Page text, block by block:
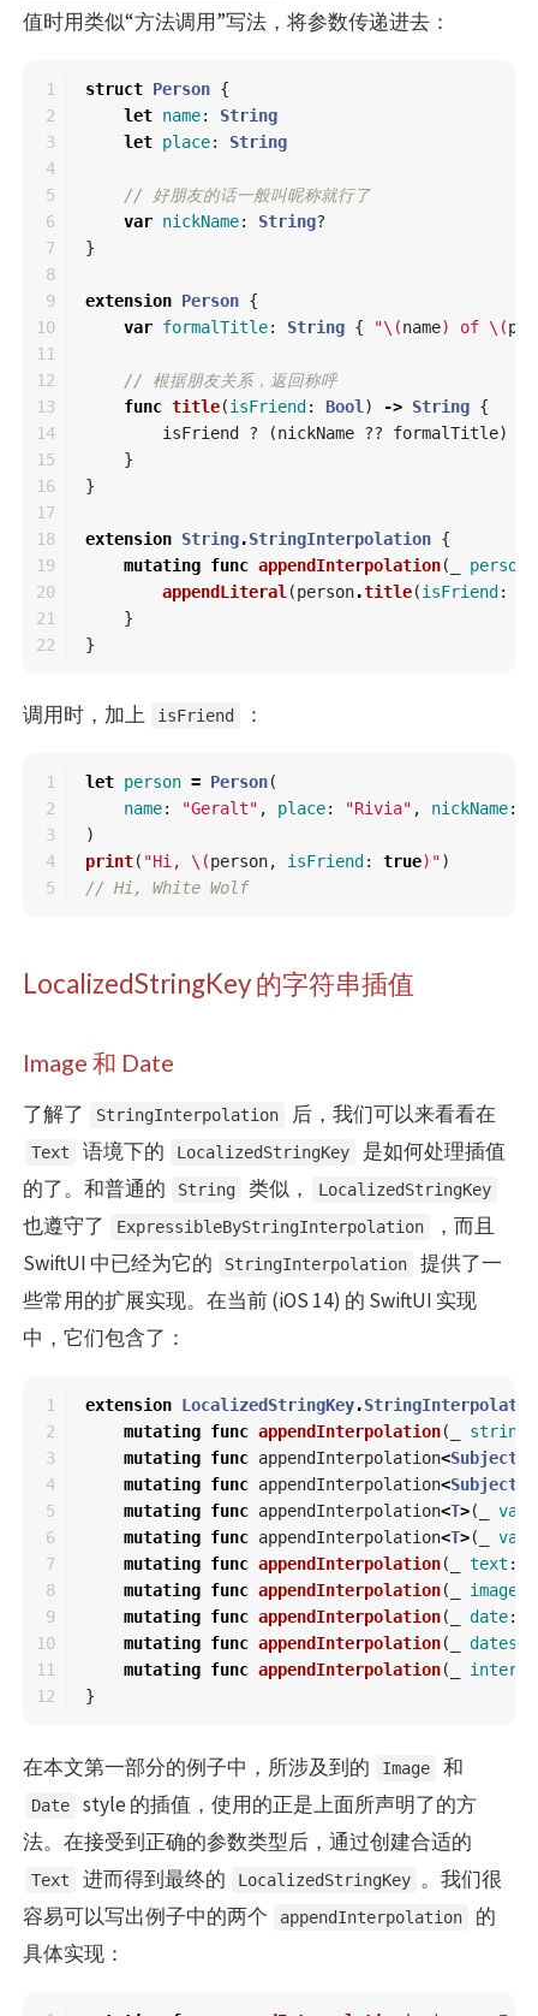
值时用类似“方法调用”写法，将参数传递进去：
1
2
3
4
5
6
7
8
9
10
11
12
13
14
15
16
17
18
19
20
21
struct Person {
let name:
String
let place: String
// 好朋友的话一般叫昵称就行了
var nickName: String?
}
extension Person {
var formalTitle: String { "\(name) of \(
// 根据朋友关系，返回称呼
func title(isFriend : Bool ) -> String {
isFriend
? (nickName ?? formalTitle)
}
}
extension String.StringInterpolation {
mutating func appendInterpolation( person
appendLiteral (person.title(isFriend :
}
}
调用时，加上 isFriend ：
1
2
3
4
let person = Person(
name: "Geralt" , place: "Rivia" , nickName:
)
print( "Hi, \(person, isFriend : true) ")
// Hi, White Wolf
LocalizedStringKey 的字符串插值
Image 和 Date
了解了 StringInterpolation 后，我们可以来看看在
Text 语境下的 LocalizedStringKey
是如何处理插值
的了。和普通的
String 类似， LocalizedStringKey
也遵守了 ExpressibleByStringInterpolation
，而且
SwiftUI 中已经为它的
StringInterpolation
提供了一
些常用的扩展实现。在当前 (iOS 14) 的 SwiftUI 实现
中，它们包含了：
1
2
3
4
5
6
7
8
9
10
11
extension LocalizedStringKey.
mutating func appendInterpolation( string
mutating func appendInterpolation<Subject
mutating func appendInterpolation<Subject
mutating func appendInterpolation<T>(
mutating func appendInterpolation<T>(
mutating func appendInterpolation( text :
mutating func appendInterpolation( image
mutating func appendInterpolation( date:
mutating func appendInterpolation( dates
mutating func appendInterpolation(
}
在本文第一部分的例子中，所涉及到的 Image 和
Date
style 的插值，使用的正是上面所声明了的方
法。在接受到正确的参数类型后，通过创建合适的
Text 进而得到最终的 LocalizedStringKey 。我们很
容易可以写出例子中的两个
appendInterpolation
的
具体实现：